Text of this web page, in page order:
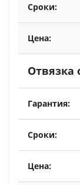
Отвязка